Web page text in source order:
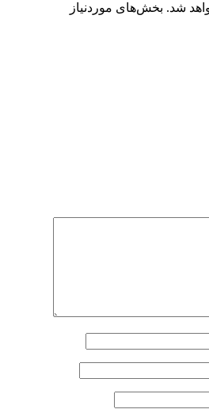
شد. بخش‌های موردنیاز